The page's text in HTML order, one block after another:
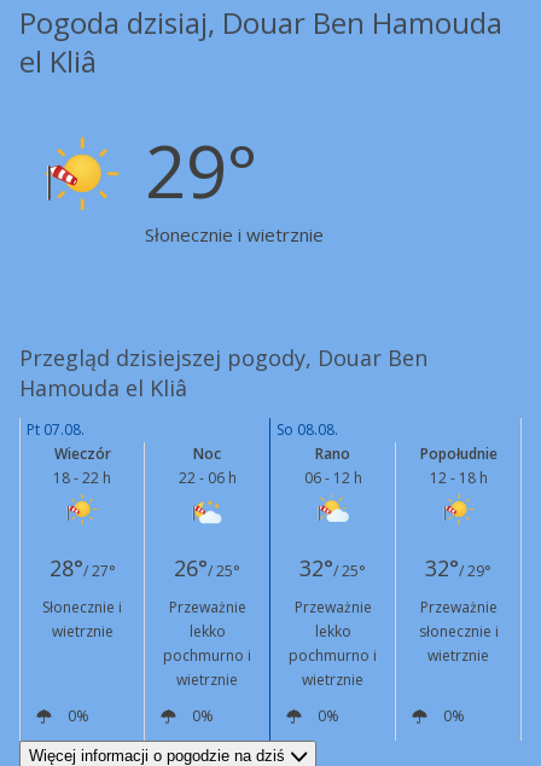
Pogoda dzisiaj, Douar Ben Hamouda
el Kliâ
29°
Słonecznie i wietrznie
Przegląd dzisiejszej pogody, Douar Ben
Hamouda el Kliâ
Pt 07.08.
So 08.08.
Wieczór
18 - 22 h
Noc
22 - 06 h
Rano
06 - 12 h
Popołudnie
12 - 18 h
28°/ 27° 26°/ 25° 32°/ 25° 32°/ 29°
Słonecznie i
wietrznie
Przeważnie
lekko
pochmurno i
wietrznie
Przeważnie
lekko
pochmurno i
wietrznie
Przeważnie
słonecznie i
wietrznie
0% 0% 0%
0%
NW
20 km/h
Podmuchy
45 km/h W
16 km/h
Więcej informacji o pogodzie na dziś